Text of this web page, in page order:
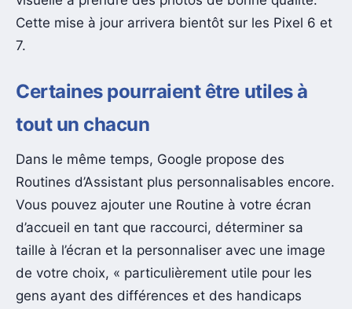
Cette mise à jour arrivera bientôt sur les Pixel 6 et
7.
Certaines pourraient être utiles à
tout un chacun
Dans le même temps, Google propose des
Routines d’Assistant plus personnalisables encore.
Vous pouvez ajouter une Routine à votre écran
d’accueil en tant que raccourci, déterminer sa
taille à l’écran et la personnaliser avec une image
de votre choix, « particulièrement utile pour les
gens ayant des différences et des handicaps